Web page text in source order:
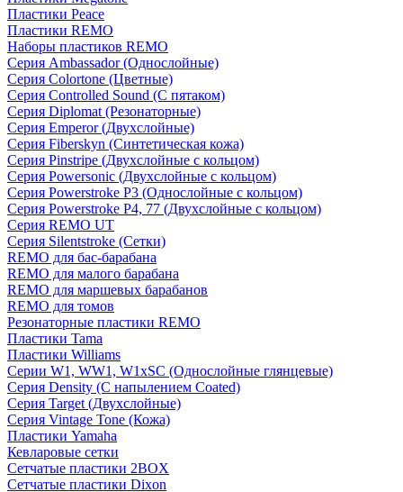
Пластики Peace
Пластики REMO
Наборы пластиков REMO
Серия Ambassador (Однослойные)
Серия Colortone (Цветные)
Серия Controlled Sound (С пятаком)
Серия Diplomat (Резонаторные)
Серия Emperor (Двухслойные)
Серия Fiberskyn (Синтетическая кожа)
Серия Pinstripe (Двухслойные с кольцом)
Серия Powersonic (Двухслойные с кольцом)
Серия Powerstroke P3 (Однослойные с кольцом)
Серия Powerstroke P4, 77 (Двухслойные с кольцом)
Серия REMO UT
Серия Silentstroke (Сетки)
REMO для бас-барабана
REMO для малого барабана
REMO для маршевых барабанов
REMO для томов
Резонаторные пластики REMO
Пластики Tama
Пластики Williams
Серии W1, WW1, W1xSC (Однослойные глянцевые)
Серия Density (C напылением Coated)
Серия Target (Двухслойные)
Серия Vintage Tone (Кожа)
Пластики Yamaha
Кевларовые сетки
Сетчатые пластики 2BOX
Сетчатые пластики Dixon